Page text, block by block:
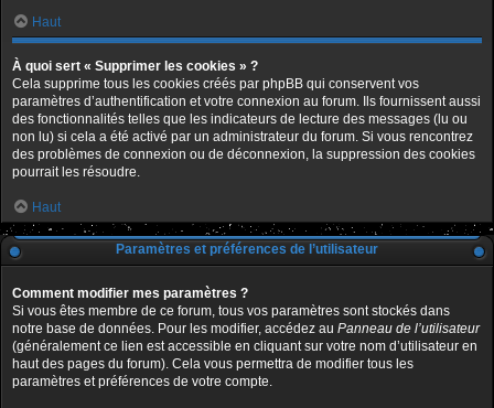
Haut
À quoi sert « Supprimer les cookies » ?
Cela supprime tous les cookies créés par phpBB qui conservent vos
paramètres d’authentification et votre connexion au forum. Ils fournissent aussi
des fonctionnalités telles que les indicateurs de lecture des messages (lu ou
non lu) si cela a été activé par un administrateur du forum. Si vous rencontrez
des problèmes de connexion ou de déconnexion, la suppression des cookies
pourrait les résoudre.
Haut
Paramètres et préférences de l’utilisateur
Comment modifier mes paramètres ?
Si vous êtes membre de ce forum, tous vos paramètres sont stockés dans
notre base de données. Pour les modifier, accédez au Panneau de l’utilisateur
(généralement ce lien est accessible en cliquant sur votre nom d’utilisateur en
haut des pages du forum). Cela vous permettra de modifier tous les
paramètres et préférences de votre compte.